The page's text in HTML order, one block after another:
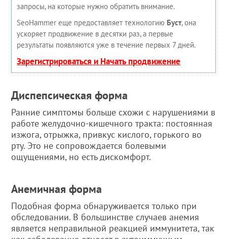
запросы, на которые нужно обратить внимание.
SeoHammer еще предоставляет технологию Буст, она
ускоряет продвижение в десятки раз, а первые
результаты появляются уже в течение первых 7 дней.
Зарегистрироваться и Начать продвижение
Диспепсическая форма
Ранние симптомы больше схожи с нарушениями в
работе желудочно-кишечного тракта: постоянная
изжога, отрыжка, привкус кислого, горького во
рту. Это не сопровождается болевыми
ощущениями, но есть дискомфорт.
Анемичная форма
Подобная форма обнаруживается только при
обследовании. В большинстве случаев анемия
является неправильной реакцией иммунитета, так